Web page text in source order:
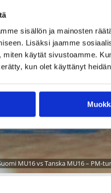
sisällön ja mainosten
Lisäksi jaamme
miten käytät sivustoamme.
kun olet käyttänyt
MU16 vs Tanska MU16 – PM-